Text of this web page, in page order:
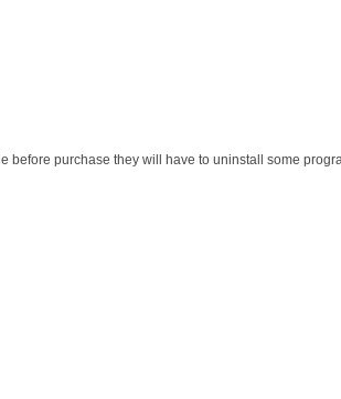
before purchase they will have to uninstall some